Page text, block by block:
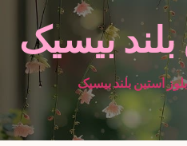
بیسیک
استین بلند بیسیک